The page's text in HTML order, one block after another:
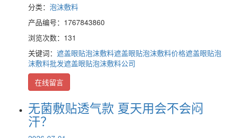
分类： 泡沫敷料
产品编号：1767843860
浏览次数：131
关键词： 遮盖眼贴泡沫敷料遮盖眼贴泡沫敷料价格遮盖眼贴泡
沫敷料批发遮盖眼贴泡沫敷料公司
在线留言
无菌敷贴透气款 夏天用会不会闷
汗？